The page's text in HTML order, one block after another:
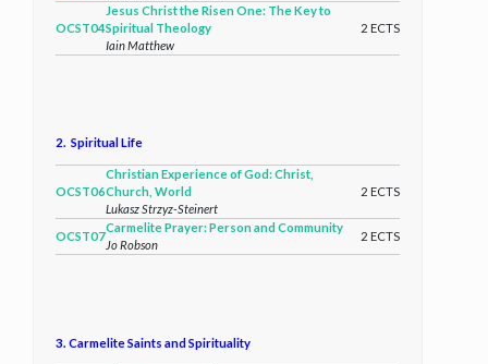
OCST04
Jesus Christ the Risen One: The Key to
Spiritual Theology
Iain Matthew
2 ECTS
2. Spiritual Life
OCST06
Christian Experience of God: Christ,
Church, World
Lukasz Strzyz-Steinert
2 ECTS
OCST07
Carmelite Prayer: Person and Community
Jo Robson
2 ECTS
3. Carmelite Saints and Spirituality